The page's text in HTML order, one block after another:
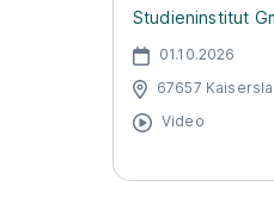
Studieninstitut
01.10.2026
67657
Video